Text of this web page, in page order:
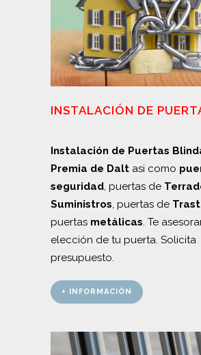
INSTALACIÓN DE
Instalación de Puertas
Premia de Dalt asi como
seguridad , puertas de
Suministros , puertas de
puertas metálicas . Te
elección de tu puerta. Solicita
presupuesto.
+ INFORMACIÓN